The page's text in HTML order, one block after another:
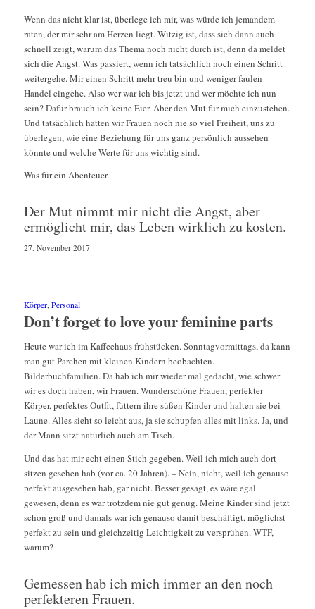
Wenn das nicht klar ist, überlege ich mir, was würde ich jemandem
raten, der mir sehr am Herzen liegt. Witzig ist, dass sich dann auch
schnell zeigt, warum das Thema noch nicht durch ist, denn da meldet
sich die Angst. Was passiert, wenn ich tatsächlich noch einen Schritt
weitergehe. Mir einen Schritt mehr treu bin und weniger faulen
Handel eingehe. Also wer war ich bis jetzt und wer möchte ich nun
sein? Dafür brauch ich keine Eier. Aber den Mut für mich einzustehen.
Und tatsächlich hatten wir Frauen noch nie so viel Freiheit, uns zu
überlegen, wie eine Beziehung für uns ganz persönlich aussehen
könnte und welche Werte für uns wichtig sind.
Was für ein Abenteuer.
Der Mut nimmt mir nicht die Angst, aber
ermöglicht mir, das Leben wirklich zu kosten.
27. November 2017
Körper, Personal
Don’t forget to love your feminine parts
Heute war ich im Kaffeehaus frühstücken. Sonntagvormittags, da kann
man gut Pärchen mit kleinen Kindern beobachten.
Bilderbuchfamilien. Da hab ich mir wieder mal gedacht, wie schwer
wir es doch haben, wir Frauen. Wunderschöne Frauen, perfekter
Körper, perfektes Outfit, füttern ihre süßen Kinder und halten sie bei
Laune. Alles sieht so leicht aus, ja sie schupfen alles mit links. Ja, und
der Mann sitzt natürlich auch am Tisch.
Und das hat mir echt einen Stich gegeben. Weil ich mich auch dort
sitzen gesehen hab (vor ca. 20 Jahren). – Nein, nicht, weil ich genauso
perfekt ausgesehen hab, gar nicht. Besser gesagt, es wäre egal
gewesen, denn es war trotzdem nie gut genug. Meine Kinder sind jetzt
schon groß und damals war ich genauso damit beschäftigt, möglichst
perfekt zu sein und gleichzeitig Leichtigkeit zu versprühen. WTF,
warum?
Gemessen hab ich mich immer an den noch
perfekteren Frauen.